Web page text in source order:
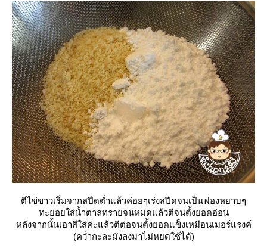
ตีไข่ขาวเริ่มจากสปีดต่ำแล้วค่อยๆเร่งสปีดจนเป็นฟองหยาบๆ
ทะยอยใส่น้ำตาลทรายจนหมดแล้วตีจนตั้งยอดอ่อน
หลังจากนั้นเอาสีใส่ค่ะแล้วตีต่อจนตั้งยอดแข็งเหมือนเมอร์แรงค์
(คว่ำกะละมังลงมาไม่หยดใช้ได้)